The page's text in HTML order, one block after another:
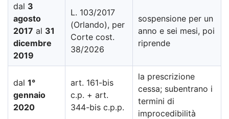
dal 3
agosto
2017 al 31
dicembre
2019
L. 103/2017
(Orlando), per
Corte cost.
38/2026
sospensione per un
anno e sei mesi, poi
riprende
dal 1°
gennaio
2020
art. 161-bis
c.p. + art.
344-bis c.p.p.
la prescrizione
cessa; subentrano i
termini di
improcedibilità